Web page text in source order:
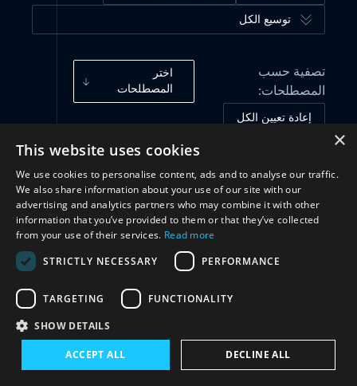
توسيع الكل
تصفية حسب
المصطلحات:
اختر
المصطلحات
إعادة تعيين الكل
أُطُر الحوكمة(22)
الممارسات والمبادرات(3)
×
This website uses cookies
We use cookies to personalise content, ads and to analyse our traffic.
We also share information about your use of our site with our
advertising and analytics partners who may combine it with other
information that you’ve provided to them or that they’ve collected
from your use of their services. Read more
STRICTLY NECESSARY
PERFORMANCE
TARGETING FUNCTIONALITY
SHOW DETAILS
ACCEPT ALL DECLINE ALL